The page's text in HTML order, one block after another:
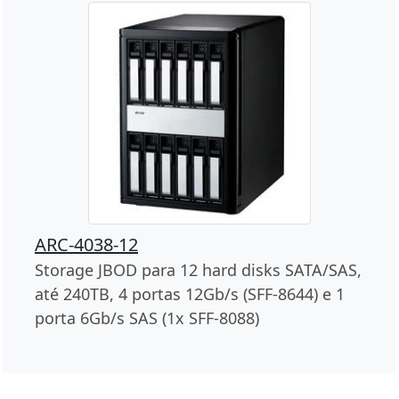
ARC-4038-12
Storage JBOD para 12 hard disks SATA/SAS,
até 240TB, 4 portas 12Gb/s (SFF-8644) e 1
porta 6Gb/s SAS (1x SFF-8088)